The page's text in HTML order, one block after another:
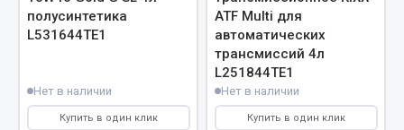
Показать ещё
полусинтетика
L531644ТE1
Нет в наличии
Купить в один клик
ATF Multi для
автоматических
трансмиссий 4л
L251844TE1
Нет в наличии
Купить в один клик